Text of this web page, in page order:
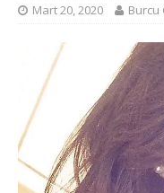
Mart 20, 2020 Burcu